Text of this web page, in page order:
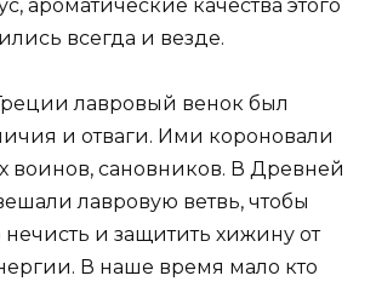
ароматические качества этого
всегда и везде.
лавровый венок был
и отваги. Ими короновали
воинов, сановников. В Древней
лавровую ветвь, чтобы
нечисть и защитить хижину от
В наше время мало кто